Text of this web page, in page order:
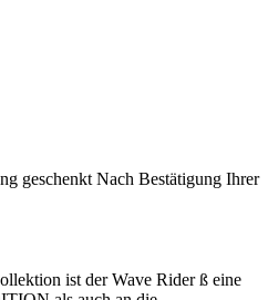
geschenkt Nach Bestätigung Ihrer
ist der Wave Rider ß eine